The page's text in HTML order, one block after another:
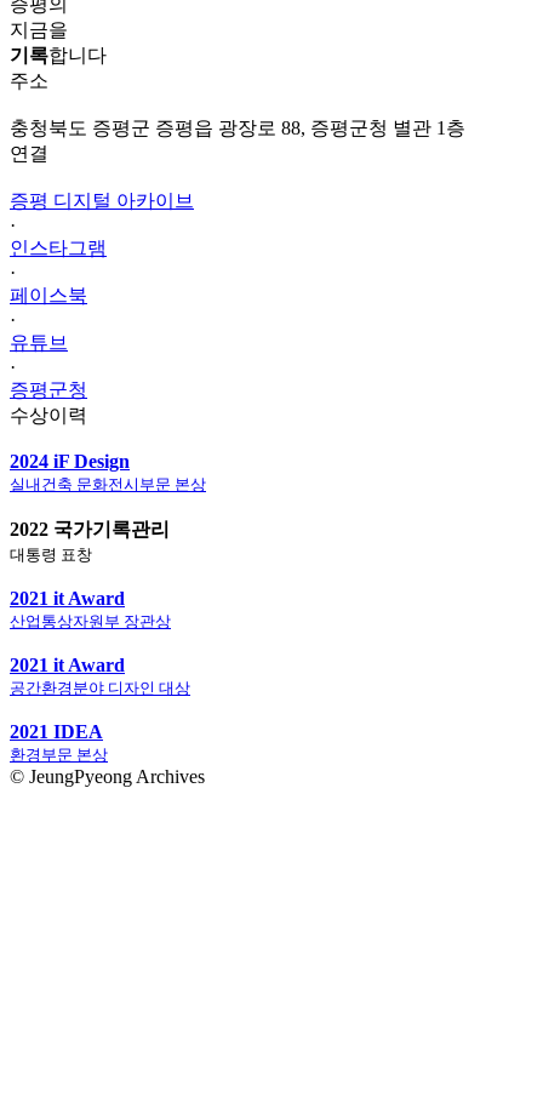
증평의
지금을
기록합니다
주소
충청북도 증평군 증평읍 광장로 88, 증평군청 별관 1층
연결
증평 디지털 아카이브
·
인스타그램
·
페이스북
·
유튜브
·
증평군청
수상이력
2024 iF Design
실내건축 문화전시부문 본상
2022 국가기록관리
대통령 표창
2021 it Award
산업통상자원부 장관상
2021 it Award
공간환경분야 디자인 대상
2021 IDEA
환경부문 본상
© JeungPyeong Archives